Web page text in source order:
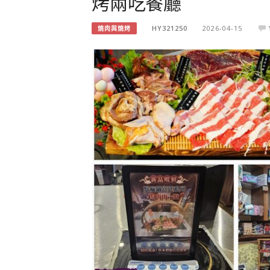
燒肉與燒烤 HY321250 2026-04-15